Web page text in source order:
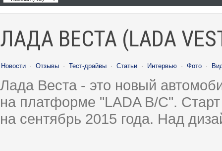
ЛАДА ВЕСТА (LADA
Новости · Отзывы · Тест-драйвы · Статьи · Интервью · Фото ·
Лада Веста - это новый
на платформе "LADA B/C".
на сентябрь 2015 года. Над